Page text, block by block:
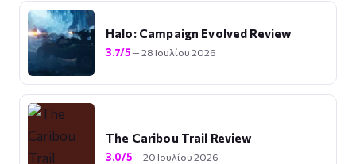
Halo: Campaign Evolved Review
3.7/5— 28 Ιουλίου 2026
The Caribou Trail Review
3.0/5— 20 Ιουλίου 2026